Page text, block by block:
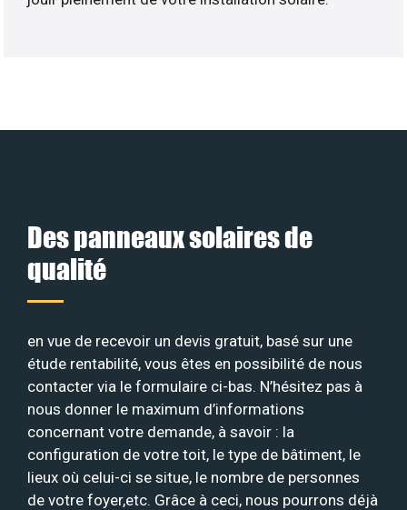
Des panneaux solaires de
qualité
en vue de recevoir un devis gratuit, basé sur une
étude rentabilité, vous êtes en possibilité de nous
contacter via le formulaire ci-bas. N’hésitez pas à
nous donner le maximum d’informations
concernant votre demande, à savoir : la
configuration de votre toit, le type de bâtiment, le
lieux où celui-ci se situe, le nombre de personnes
de votre foyer,etc. Grâce à ceci, nous pourrons déjà